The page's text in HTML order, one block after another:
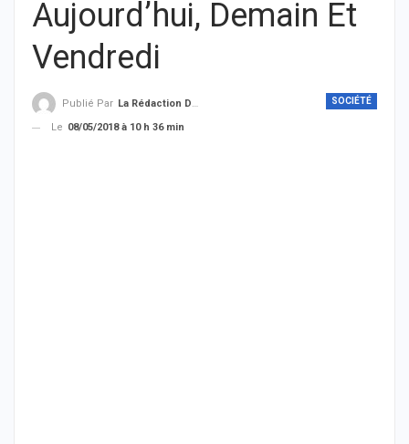
Aujourd’hui, Demain Et
Vendredi
SOCIÉTÉ
Publié Par La Rédaction De THIEYSENEGAL.com
Le 08/05/2018 à 10 h 36 min